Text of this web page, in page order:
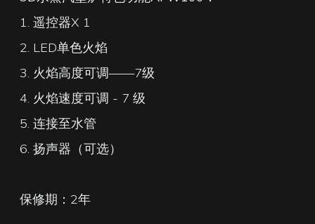
1. 遥控器X 1
2. LED单色火焰
3. 火焰高度可调——7级
4. 火焰速度可调 - 7 级
5. 连接至水管
6. 扬声器（可选）
保修期：2年